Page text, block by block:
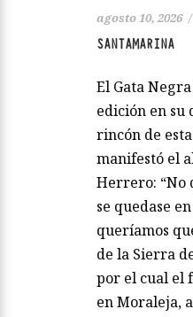
agosto 10, 2026 /
SANTAMARINA
El Gata
edición en su
rincón de
manifestó el
Herrero: “No
se quedase
queríamos
de la Sierra
por el cual el
en Moraleja,